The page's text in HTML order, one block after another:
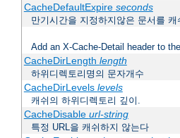
CacheDefaultExpire seconds
만기시간을 지정하지않은 문서를
Add an X-Cache-Detail header to
CacheDirLength length
하위디렉토리명의 문자개수
CacheDirLevels levels
캐쉬의 하위디렉토리 깊이.
CacheDisable url-string
특정 URL을 캐쉬하지 않는다